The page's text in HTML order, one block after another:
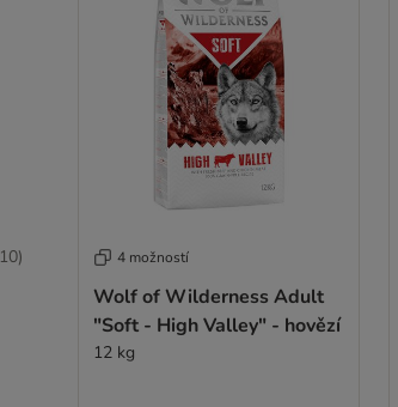
10) 4 možností
Wolf of Wilderness Adult
"Soft - High Valley" - hovězí
12 kg